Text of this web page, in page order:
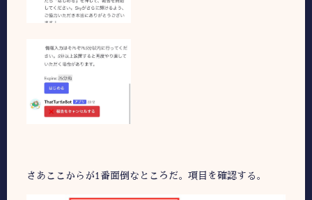
さあここからが1番面倒なところだ。項目を確認する。